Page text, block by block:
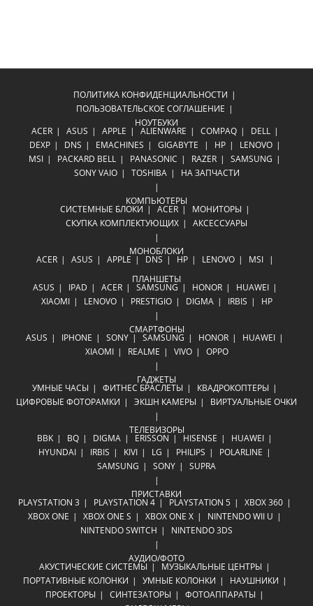
ПОЛИТИКА КОНФИДЕНЦИАЛЬНОСТИ
ПОЛЬЗОВАТЕЛЬСКОЕ СОГЛАШЕНИЕ
НОУТБУКИ
ACER ASUS APPLE ALIENWARE COMPAQ
DELL
DEXP
DNS EMACHINES GIGABYTE HP
LENOVO
MSI
PACKARD BELL PANASONIC RAZER
SAMSUNG
SONY VAIO
TOSHIBA НА ЗАПЧАСТИ
КОМПЬЮТЕРЫ
СИСТЕМНЫЕ БЛОКИ ACER
МОНИТОРЫ
СКУПКА КОМПЛЕКТУЮЩИХ
АКСЕССУАРЫ
МОНОБЛОКИ
ACER ASUS APPLE DNS HP LENOVO
MSI
ПЛАНШЕТЫ
ASUS IPAD ACER SAMSUNG HONOR
HUAWEI
XIAOMI
LENOVO PRESTIGIO DIGMA IRBIS HP
СМАРТФОНЫ
ASUS IPHONE SONY SAMSUNG HONOR
HUAWEI
XIAOMI
REALME VIVO OPPO
ГАДЖЕТЫ
УМНЫЕ ЧАСЫ ФИТНЕС БРАСЛЕТЫ
КВАДРОКОПТЕРЫ
ЦИФРОВЫЕ ФОТОРАМКИ
ЭКШН КАМЕРЫ ВИРТУАЛЬНЫЕ ОЧКИ
ТЕЛЕВИЗОРЫ
BBK BQ DIGMA ERISSON HISENSE
HUAWEI
HYUNDAI
IRBIS KIVI LG PHILIPS
POLARLINE
SAMSUNG
SONY SUPRA
ПРИСТАВКИ
PLAYSTATION 3 PLAYSTATION 4 PLAYSTATION 5
XBOX 360
XBOX ONE
XBOX ONE S XBOX ONE X
NINTENDO WII U
NINTENDO SWITCH
NINTENDO 3DS
АУДИО/ФОТО
АКУСТИЧЕСКИЕ СИСТЕМЫ
МУЗЫКАЛЬНЫЕ ЦЕНТРЫ
ПОРТАТИВНЫЕ КОЛОНКИ
УМНЫЕ КОЛОНКИ
НАУШНИКИ
ПРОЕКТОРЫ
СИНТЕЗАТОРЫ
ФОТОАППАРАТЫ